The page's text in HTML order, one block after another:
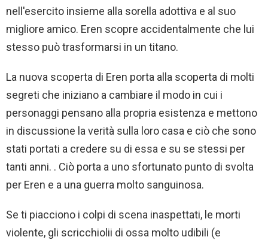
nell'esercito insieme alla sorella adottiva e al suo
migliore amico. Eren scopre accidentalmente che lui
stesso può trasformarsi in un titano.
La nuova scoperta di Eren porta alla scoperta di molti
segreti che iniziano a cambiare il modo in cui i
personaggi pensano alla propria esistenza e mettono
in discussione la verità sulla loro casa e ciò che sono
stati portati a credere su di essa e su se stessi per
tanti anni. . Ciò porta a uno sfortunato punto di svolta
per Eren e a una guerra molto sanguinosa.
Se ti piacciono i colpi di scena inaspettati, le morti
violente, gli scricchiolii di ossa molto udibili (e